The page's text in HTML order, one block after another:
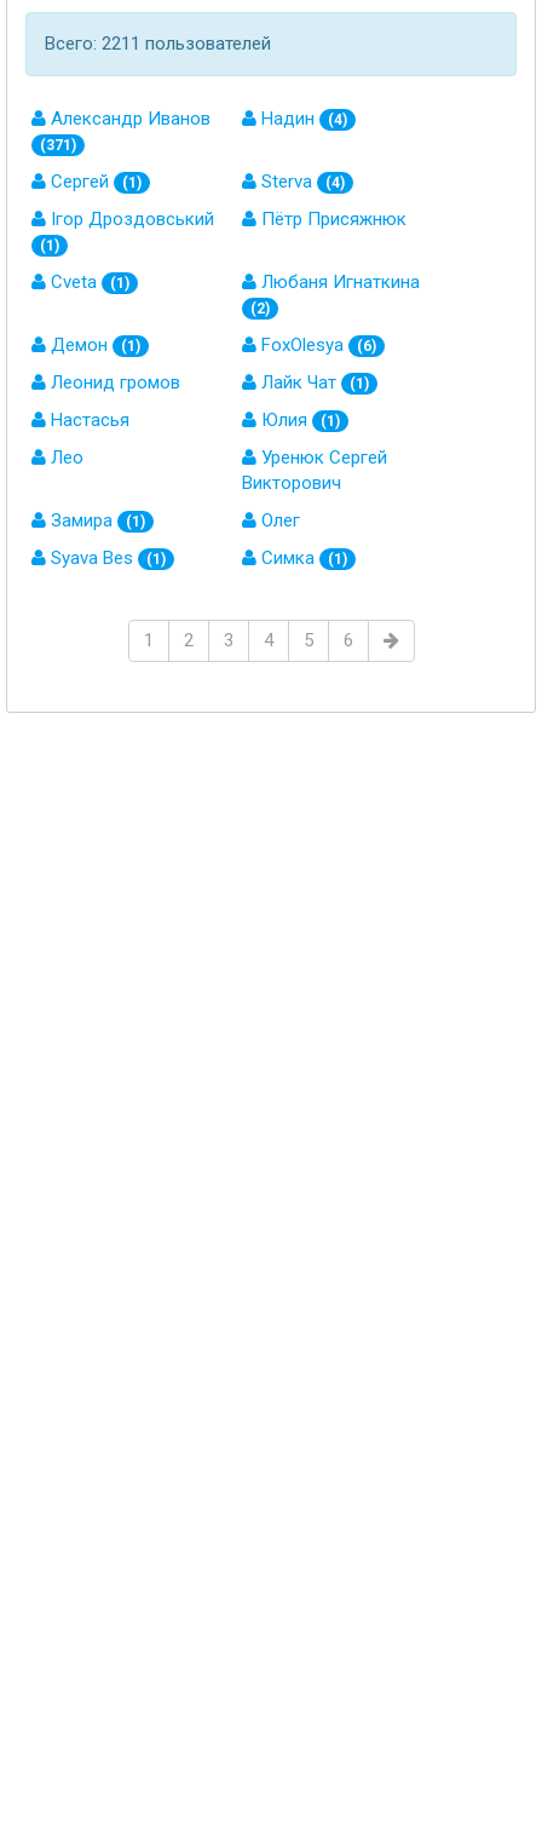
Всего: 2211 пользователей
Александр Иванов
(371)
Надин (4)
Сергей (1) Sterva (4)
Ігор Дроздовський
(1)
Пётр Присяжнюк
Cveta (1) Любаня Игнаткина
(2)
Демон (1) FoxOlesya (6)
Леонид громов Лайк Чат (1)
Настасья Юлия (1)
Лео
Уренюк Сергей
Викторович
Замира
(1)
Олег
Syava Bes
(1) Симка (1)
1 2 3 4 5 6